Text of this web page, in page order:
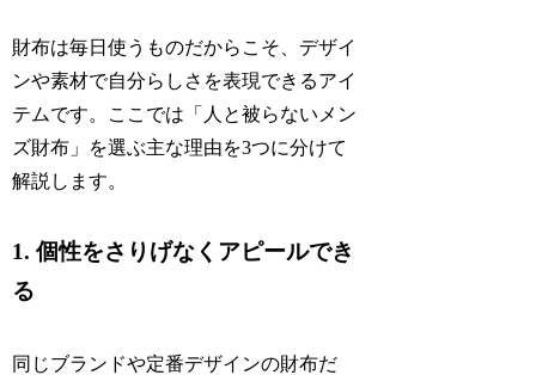
財布は毎日使うものだからこそ、デザイ
ンや素材で自分らしさを表現できるアイ
テムです。ここでは「人と被らないメン
ズ財布」を選ぶ主な理由を3つに分けて
解説します。
1. 個性をさりげなくアピールでき
る
同じブランドや定番デザインの財布だ